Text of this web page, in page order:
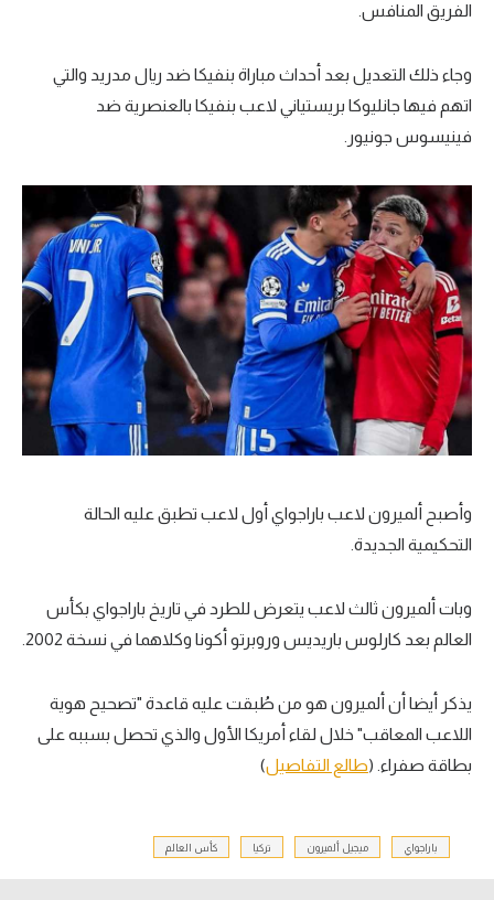
الفريق المنافس.
وجاء ذلك التعديل بعد أحداث مباراة بنفيكا ضد ريال مدريد والتي
اتهم فيها جانليوكا بريستياني لاعب بنفيكا بالعنصرية ضد
فينيسوس جونيور.
وأصبح ألميرون لاعب باراجواي أول لاعب تطبق عليه الحالة
التحكيمية الجديدة.
وبات ألميرون ثالث لاعب يتعرض للطرد في تاريخ باراجواي بكأس
العالم بعد كارلوس باريديس وروبرتو أكونا وكلاهما في نسخة 2002.
يذكر أيضا أن ألميرون هو من طُبقت عليه قاعدة "تصحيح هوية
اللاعب المعاقب" خلال لقاء أمريكا الأول والذي تحصل بسببه على
بطاقة صفراء. (طالع التفاصيل)
باراجواي ميجيل ألميرون تركيا كأس العالم